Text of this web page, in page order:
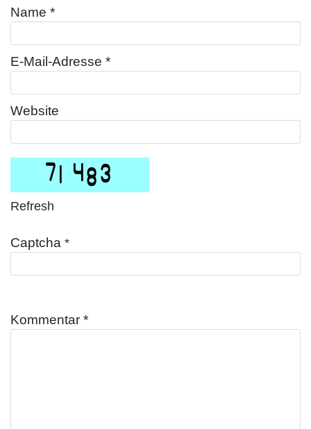
Name *
E-Mail-Adresse *
Website
Refresh
Captcha *
Kommentar *